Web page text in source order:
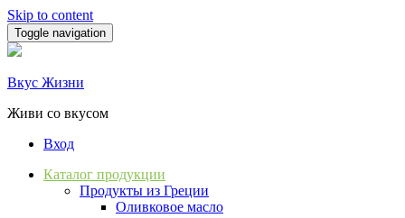
Skip to content
Toggle navigation
Вкус Жизни
Живи со вкусом
Вход
Каталог продукции
Продукты из Греции
Оливковое масло